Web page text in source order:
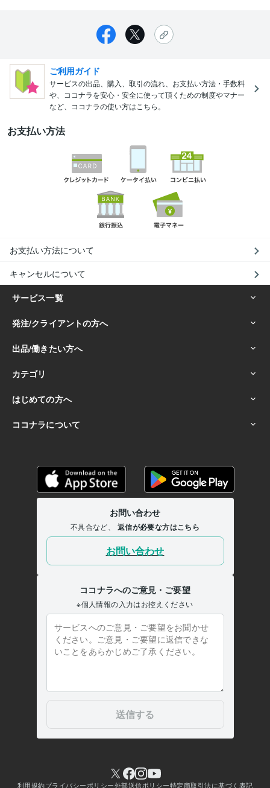
ご利用ガイド
サービスの出品、購入、取引の流れ、お支払い方法・手数料
や、ココナラを安心・安全に使って頂くための制度やマナー
など、ココナラの使い方はこちら。
お支払い方法
お支払い方法について
キャンセルについて